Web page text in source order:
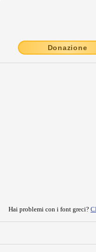
Donazione
Hai problemi con i font greci?